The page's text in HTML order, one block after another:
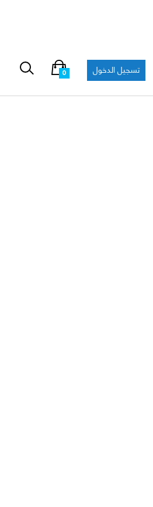
تسجيل الدخول 0